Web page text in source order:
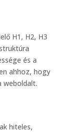
H1, H2, H3
és a
ahhoz, hogy
weboldalt.
hiteles,